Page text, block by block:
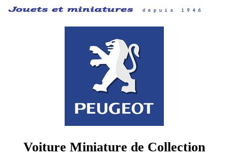
Voiture Miniature de Collection